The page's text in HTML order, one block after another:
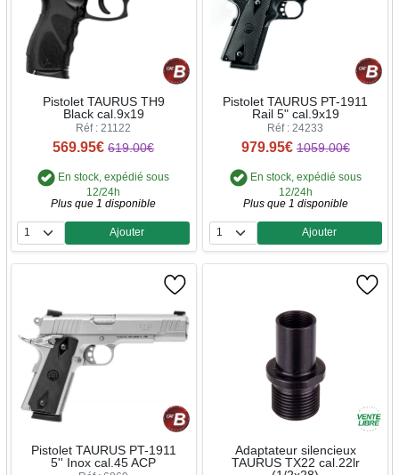
Pistolet TAURUS TH9
Black cal.9x19
Réf : 21122
569.95€ 619.00€
En stock, expédié sous
12/24h
Plus que 1 disponible
Quantité
Ajouter
Pistolet TAURUS PT-1911
Rail 5" cal.9x19
Réf : 24233
979.95€ 1059.00€
En stock, expédié sous
12/24h
Plus que 1 disponible
Quantité
Ajouter
Pistolet TAURUS PT-1911
5'' Inox cal.45 ACP
Adaptateur silencieux
TAURUS TX22 cal.22lr